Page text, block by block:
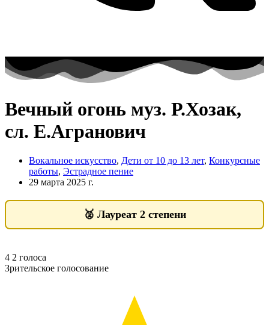
Вечный огонь муз. Р.Хозак,
сл. Е.Агранович
Вокальное искусство, Дети от 10 до 13 лет, Конкурсные
работы, Эстрадное пение
29 марта 2025 г.
🥈 Лауреат 2 степени
4 2 голоса
Зрительское голосование